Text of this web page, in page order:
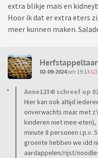
extra blikje mais en
Hoor ik dat er extra eters
meer kunnen maken.
02-09-2024om 19:13
Anne1234! schreef op
Hier kan ook altijd
onverwachts maar met
kinderen niet mee-
minute 8 personen i.p.v.
groente hebben we idd
aardappelen/rijst/